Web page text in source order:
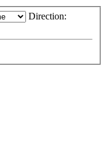
Direction: